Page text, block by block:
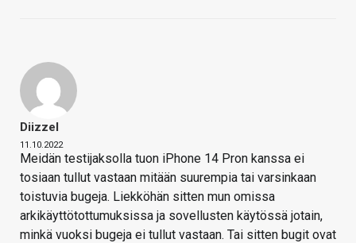
Diizzel
11.10.2022
Meidän testijaksolla tuon iPhone 14 Pron kanssa ei
tosiaan tullut vastaan mitään suurempia tai varsinkaan
toistuvia bugeja. Liekköhän sitten mun omissa
arkikäyttötottumuksissa ja sovellusten käytössä jotain,
minkä vuoksi bugeja ei tullut vastaan. Tai sitten bugit ovat